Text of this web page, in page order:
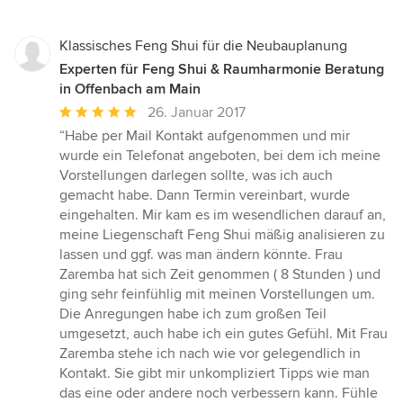
Klassisches Feng Shui für die Neubauplanung
Experten für Feng Shui & Raumharmonie Beratung
in Offenbach am Main
Durchschnittliche
Bewertung:
5
von
5
Sternen
26. Januar 2017
“Habe per Mail Kontakt aufgenommen und mir
wurde ein Telefonat angeboten, bei dem ich meine
Vorstellungen darlegen sollte, was ich auch
gemacht habe. Dann Termin vereinbart, wurde
eingehalten. Mir kam es im wesendlichen darauf an,
meine Liegenschaft Feng Shui mäßig analisieren zu
lassen und ggf. was man ändern könnte. Frau
Zaremba hat sich Zeit genommen ( 8 Stunden ) und
ging sehr feinfühlig mit meinen Vorstellungen um.
Die Anregungen habe ich zum großen Teil
umgesetzt, auch habe ich ein gutes Gefühl. Mit Frau
Zaremba stehe ich nach wie vor gelegendlich in
Kontakt. Sie gibt mir unkompliziert Tipps wie man
das eine oder andere noch verbessern kann. Fühle